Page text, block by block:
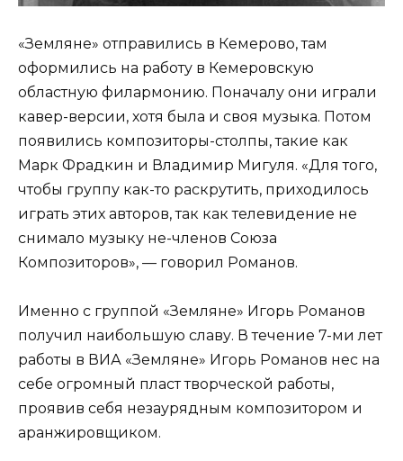
«Земляне» отправились в Кемерово, там
оформились на работу в Кемеровскую
областную филармонию. Поначалу они играли
кавер-версии, хотя была и своя музыка. Потом
появились композиторы-столпы, такие как
Марк Фрадкин и Владимир Мигуля. «Для того,
чтобы группу как-то раскрутить, приходилось
играть этих авторов, так как телевидение не
снимало музыку не-членов Союза
Композиторов», — говорил Романов.
Именно с группой «Земляне» Игорь Романов
получил наибольшую славу. В течение 7-ми лет
работы в ВИА «Земляне» Игорь Романов нес на
себе огромный пласт творческой работы,
проявив себя незаурядным композитором и
аранжировщиком.